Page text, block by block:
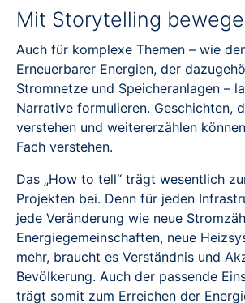
Mit Storytelling
Auch für komplexe Themen – wie
Erneuerbarer Energien, der
Stromnetze und Speicheranlagen –
Narrative formulieren. Geschichten,
verstehen und weitererzählen
Fach verstehen.
Das „How to tell“ trägt wesentlich
Projekten bei. Denn für jeden
jede Veränderung wie neue
Energiegemeinschaften, neue
mehr, braucht es Verständnis und
Bevölkerung. Auch der passende
trägt somit zum Erreichen der